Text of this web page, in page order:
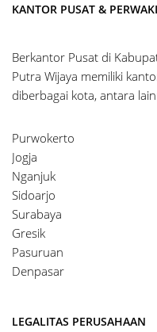
KANTOR PUSAT &
Berkantor Pusat di
Putra Wijaya memiliki
diberbagai kota, antara
Purwokerto
Jogja
Nganjuk
Sidoarjo
Surabaya
Gresik
Pasuruan
Denpasar
LEGALITAS PERUSAHAAN